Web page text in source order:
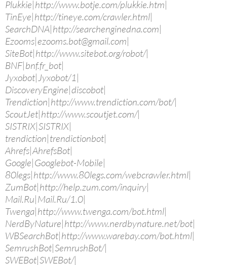
Plukkie|http://www.botje.com/plukkie.htm|
TinEye|http://tineye.com/crawler.html|
SearchDNA|http://searchenginedna.com|
Ezooms|ezooms.bot@gmail.com|
SiteBot|http://www.sitebot.org/robot/|
BNF|bnf.fr_bot|
Jyxobot|Jyxobot/1|
DiscoveryEngine|discobot|
Trendiction|http://www.trendiction.com/bot/|
ScoutJet|http://www.scoutjet.com/|
SISTRIX|SISTRIX|
trendiction|trendictionbot|
Ahrefs|AhrefsBot|
Google|Googlebot-Mobile|
80legs|http://www.80legs.com/webcrawler.html|
ZumBot|http://help.zum.com/inquiry|
Mail.Ru|Mail.Ru/1.0|
Twenga|http://www.twenga.com/bot.html|
NerdByNature|http://www.nerdbynature.net/bot|
WBSearchBot|http://www.warebay.com/bot.html|
SemrushBot|SemrushBot/|
SWEBot|SWEBot/|